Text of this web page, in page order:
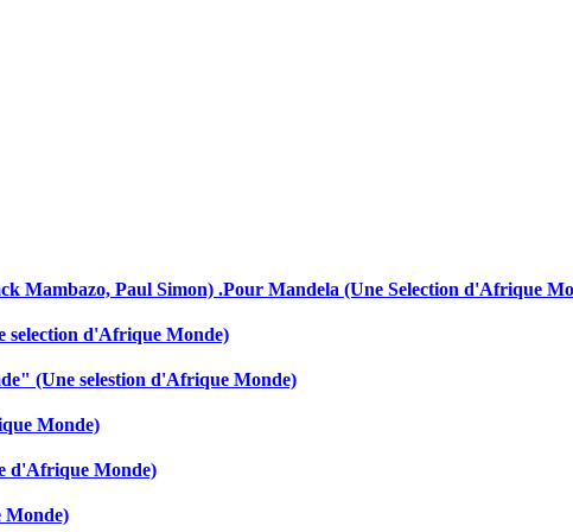
Mambazo, Paul Simon) .Pour Mandela (Une Selection d'Afrique
selection d'Afrique Monde)
(Une selestion d'Afrique Monde)
Monde)
d'Afrique Monde)
Monde)